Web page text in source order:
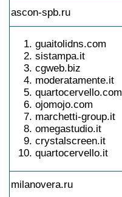
ascon-spb.ru
guaitolidns.com
sistampa.it
cgweb.biz
moderatamente.it
quartocervello.com
ojomojo.com
marchetti-group.it
omegastudio.it
crystalscreen.it
quartocervello.it
milanovera.ru